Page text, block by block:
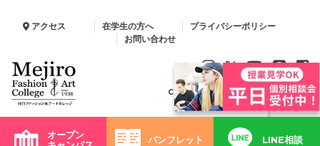
オープン
パンフレット LINE相談
アクセス 在学生の方へ
プライバシーポリシー
お問い合わせ
Copyright © 2024 Minelva Gakuen.
All Rights Reserved.